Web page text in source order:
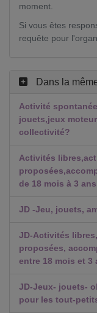
moment.
Si vous êtes
requête pour
Dans la
Activité
jouets,jeux
collectivité?
Activités
de 18 mois à 3
JD -Jeu, jouets,
JD-Activités
proposées,
entre 18 mois et 3
JD-Jeux- jouets-
pour les tout-